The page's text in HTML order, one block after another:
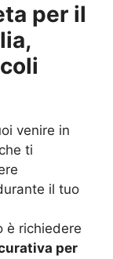
per il
venire in
ti
il tuo
è richiedere
per